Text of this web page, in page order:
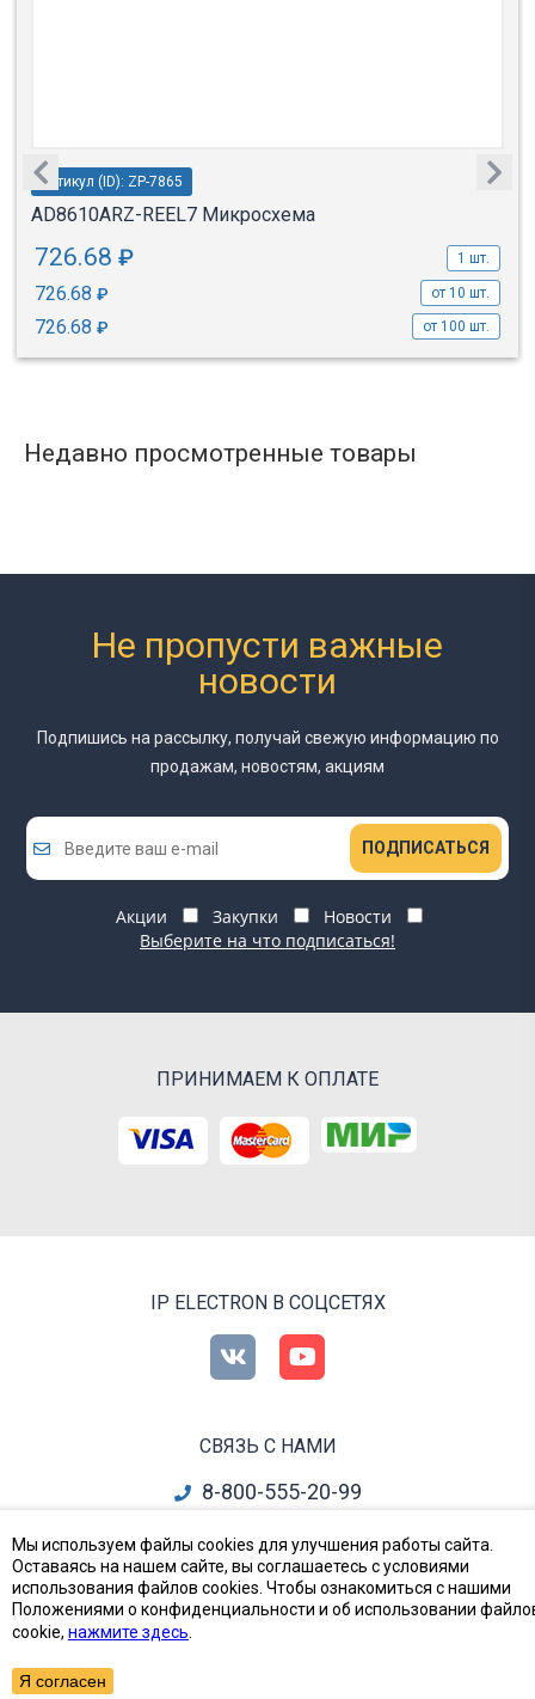
Артикул (ID): ZP-7865
AD8610ARZ-REEL7 Микросхема
726.68 ₽ 1 шт.
726.68 ₽ от 10 шт.
726.68 ₽ от 100 шт.
Недавно просмотренные товары
Не пропусти важные
новости
Подпишись на рассылку, получай свежую информацию по
продажам, новостям, акциям
ПОДПИСАТЬСЯ
Акции Закупки
Новости
Выберите на что подписаться!
ПРИНИМАЕМ К ОПЛАТЕ
IP ELECTRON В СОЦСЕТЯХ
СВЯЗЬ С НАМИ
8-800-555-20-99
info@ipelectron.ru
все контакты
Приборы, Радиодетали и Электронные компоненты
Мы используем файлы cookies для улучшения работы сайта.
Оставаясь на нашем сайте, вы соглашаетесь с условиями
использования файлов cookies. Чтобы ознакомиться с нашими
Положениями о конфиденциальности и об использовании
cookie, нажмите здесь
Я согласен